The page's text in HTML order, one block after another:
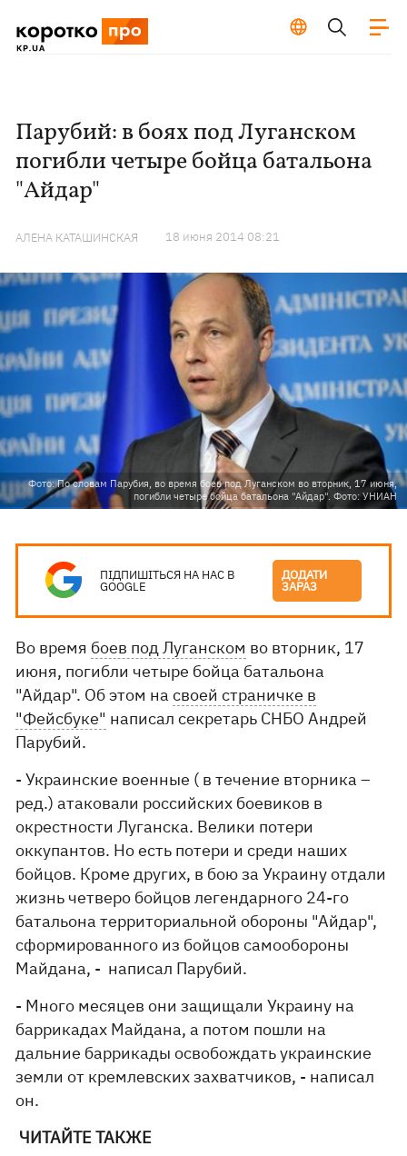
Парубий: в боях под Луганском
погибли четыре бойца батальона
"Айдар"
АЛЕНА КАТАШИНСКАЯ 18 июня 2014 08:21
Фото: По словам Парубия, во время боев под Луганском во вторник, 17 июня,
погибли четыре бойца батальона "Айдар". Фото: УНИАН
ПІДПИШІТЬСЯ НА НАС В
GOOGLE
ДОДАТИ
ЗАРАЗ
Во время боев под Луганском во вторник, 17
июня, погибли четыре бойца батальона
"Айдар". Об этом насвоей страничке в
"Фейсбуке" написал секретарь СНБО Андрей
Парубий.
- Украинские военные ( в течение вторника –
ред.) атаковали российских боевиков в
окрестности Луганска. Велики потери
оккупантов. Но есть потери и среди наших
бойцов. Кроме других, в бою за Украину отдали
жизнь четверо бойцов легендарного 24-го
батальона территориальной обороны "Айдар",
сформированного из бойцов самообороны
Майдана, - написал Парубий.
- Много месяцев они защищали Украину на
баррикадах Майдана, а потом пошли на
дальние баррикады освобождать украинские
земли от кремлевских захватчиков, - написал
он.
ЧИТАЙТЕ ТАКЖЕ